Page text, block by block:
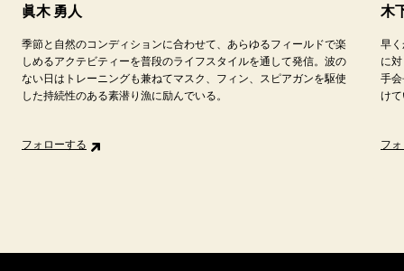
眞木 勇人
季節と自然のコンディションに合わせて、あらゆるフィールドで楽
しめるアクテビティーを普段のライフスタイルを通して発信。波の
ない日はトレーニングも兼ねてマスク、フィン、スピアガンを駆使
した持続性のある素潜り漁に励んでいる。
フォローする
木
早
に
手
け
フ